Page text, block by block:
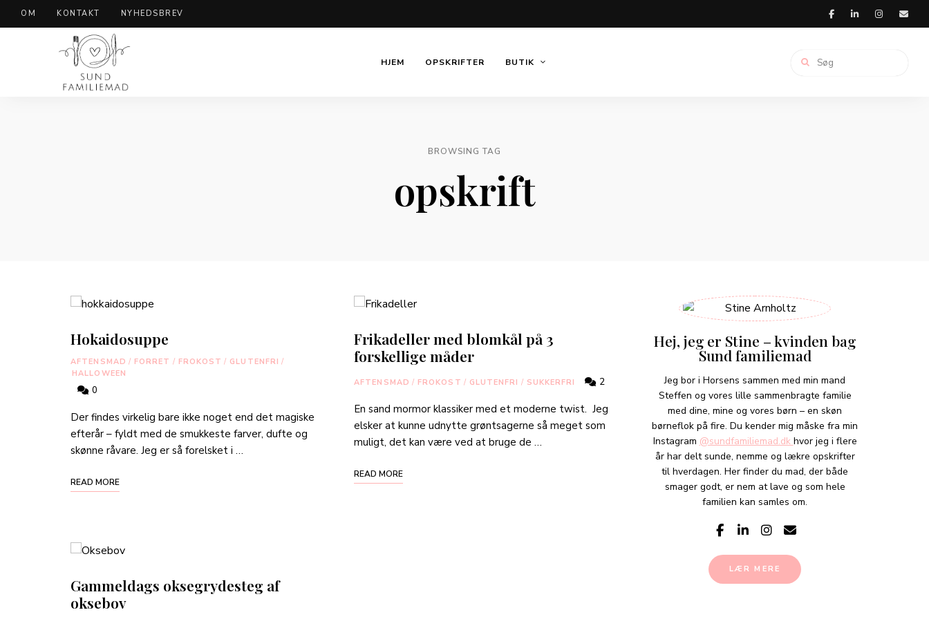
OM KONTAKT NYHEDSBREV
HJEM OPSKRIFTER BUTIK
BROWSING TAG
opskrift
Hokaidosuppe
AFTENSMAD / FORRET / FROKOST / GLUTENFRI /
HALLOWEEN
0
Der findes virkelig bare ikke noget end det magiske
efterår – fyldt med de smukkeste farver, dufte og
skønne råvare. Jeg er så forelsket i …
READ MORE
Gammeldags oksegrydesteg af
oksebov
Frikadeller med blomkål på 3
forskellige måder
AFTENSMAD / FROKOST / GLUTENFRI / SUKKERFRI 2
En sand mormor klassiker med et moderne twist. Jeg
elsker at kunne udnytte grøntsagerne så meget som
muligt, det kan være ved at bruge de …
READ MORE
Hej, jeg er Stine – kvinden bag
Sund familiemad
Jeg bor i Horsens sammen med min mand
Steffen og vores lille sammenbragte familie
med dine, mine og vores børn – en skøn
børneflok på fire. Du kender mig måske fra min
Instagram @sundfamiliemad.dk hvor jeg i flere
år har delt sunde, nemme og lækre opskrifter
til hverdagen. Her finder du mad, der både
smager godt, er nem at lave og som hele
familien kan samles om.
LÆR MERE